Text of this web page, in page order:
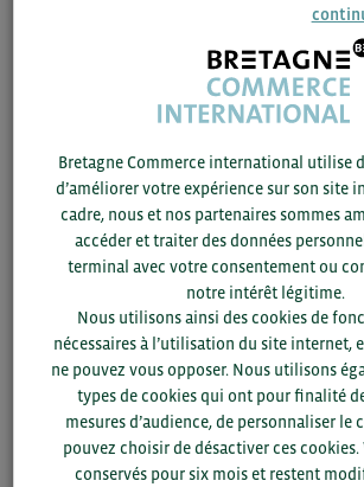
ARTICLE
Le marché des produits alimentaires et des
Philippines
Donnée
Bretagne Commerce international utilise
d’améliorer votre expérience sur son site
cadre, nous et nos partenaires sommes
accéder et traiter des données
terminal avec votre consentement ou
notre intérêt légitime.
Nous utilisons ainsi des cookies de
nécessaires à l’utilisation du site internet,
ne pouvez vous opposer. Nous utilisons
types de cookies qui ont pour finalité
mesures d’audience, de personnaliser le
pouvez choisir de désactiver ces
conservés pour six mois et restent